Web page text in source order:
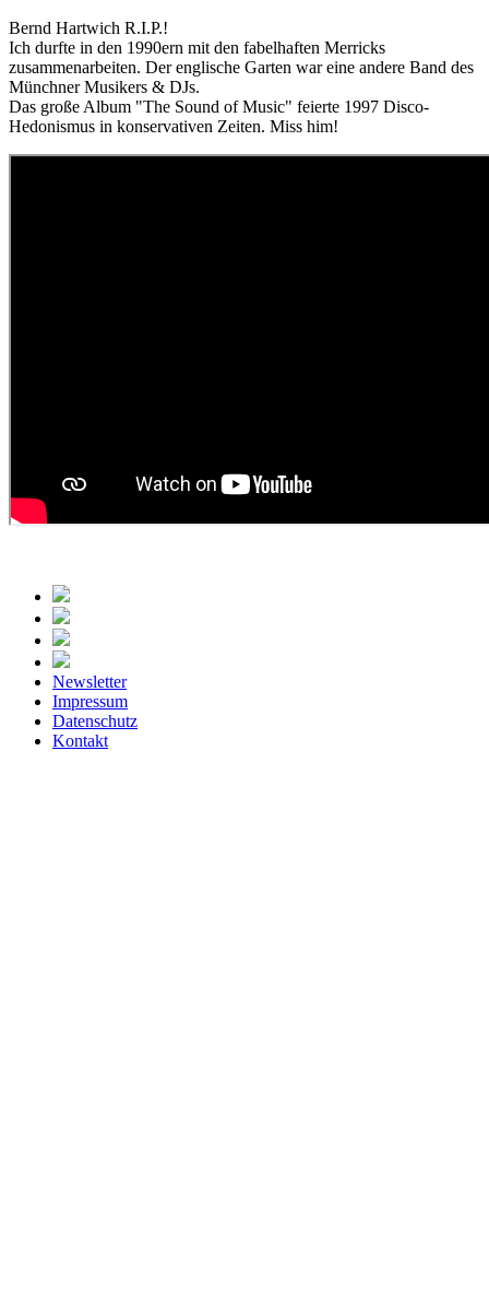
Bernd Hartwich R.I.P.!
Ich durfte in den 1990ern mit den fabelhaften Merricks
zusammenarbeiten. Der englische Garten war eine andere Band des
Münchner Musikers & DJs.
Das große Album "The Sound of Music" feierte 1997 Disco-
Hedonismus in konservativen Zeiten. Miss him!
Newsletter
Impressum
Datenschutz
Kontakt